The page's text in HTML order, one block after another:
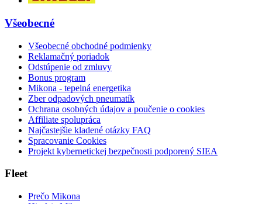
Všeobecné
Všeobecné obchodné podmienky
Reklamačný poriadok
Odstúpenie od zmluvy
Bonus program
Mikona - tepelná energetika
Zber odpadových pneumatík
Ochrana osobných údajov a poučenie o cookies
Affiliate spolupráca
Najčastejšie kladené otázky FAQ
Spracovanie Cookies
Projekt kybernetickej bezpečnosti podporený SIEA
Fleet
Prečo Mikona